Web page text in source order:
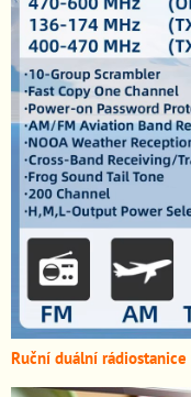
Ruční duální rádiostanice